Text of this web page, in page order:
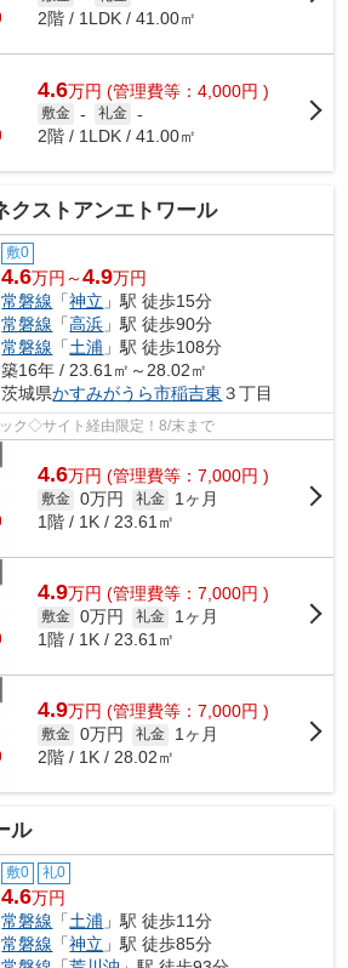
2階 / 1LDK / 41.00㎡
4.6万円 (管理費等：4,000円 )
敷金 - 礼金 -
2階 / 1LDK / 41.00㎡
クストアンエトワール
敷0
4.6万円～4.9万円
常磐線 「神立 」駅 徒歩15分
常磐線 「高浜 」駅 徒歩90分
常磐線 「土浦 」駅 徒歩108分
築16年 / 23.61㎡～28.02㎡
茨城県かすみがうら市稲吉東 ３丁目
ク◇サイト経由限定！8/末まで
4.6万円 (管理費等：7,000円 )
敷金 0万円 礼金
1ヶ月
1階 / 1K / 23.61㎡
4.9万円 (管理費等：7,000円 )
敷金 0万円 礼金
1ヶ月
1階 / 1K / 23.61㎡
4.9万円 (管理費等：7,000円 )
敷金 0万円 礼金
1ヶ月
2階 / 1K / 28.02㎡
ル
敷0 礼0
4.6万円
常磐線 「土浦 」駅 徒歩11分
常磐線 「神立 」駅 徒歩85分